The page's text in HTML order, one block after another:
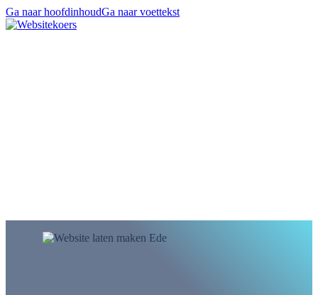
Ga naar hoofdinhoudGa naar voettekst